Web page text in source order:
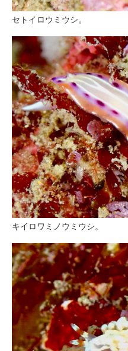
セトイロウミウシ。
キイロワミノウミウシ。